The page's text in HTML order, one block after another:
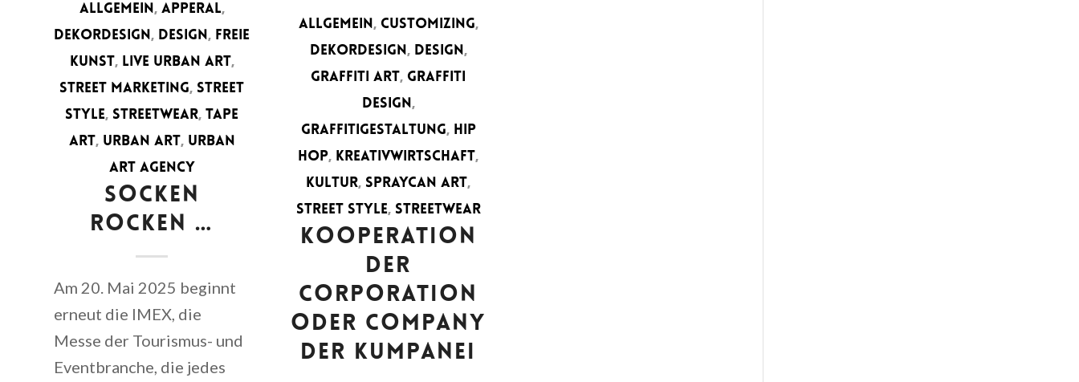
ALLGEMEIN, APPERAL,
DEKORDESIGN, DESIGN, FREIE
KUNST, LIVE URBAN ART,
STREET MARKETING, STREET
STYLE, STREETWEAR,TAPE
ART, URBAN ART, URBAN
ART AGENCY
SOCKEN
ROCKEN …
Am 20. Mai 2025 beginnt
erneut die IMEX, die
Messe der Tourismus- und
Eventbranche, die jedes
ALLGEMEIN, CUSTOMIZING,
DEKORDESIGN, DESIGN,
GRAFFITI ART,GRAFFITI
DESIGN,
GRAFFITIGESTALTUNG, HIP
HOP, KREATIVWIRTSCHAFT,
KULTUR, SPRAYCAN ART,
STREET STYLE, STREETWEAR
KOOPERATION
DER
CORPORATION
ODER COMPANY
DER KUMPANEI